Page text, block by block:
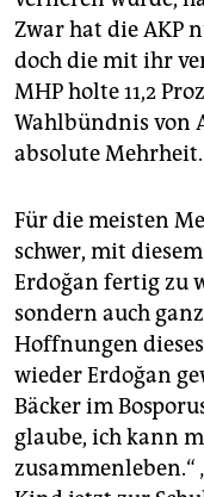
Zwar hat die AKP
doch die mit ihr
MHP holte 11,2
Wahlbündnis von
absolute Mehrheit.
Für die meisten
schwer, mit
Erdoğan fertig zu
sondern auch
Hoffnungen
wieder Erdoğan
Bäcker im
glaube, ich kann
zusammenleben.“